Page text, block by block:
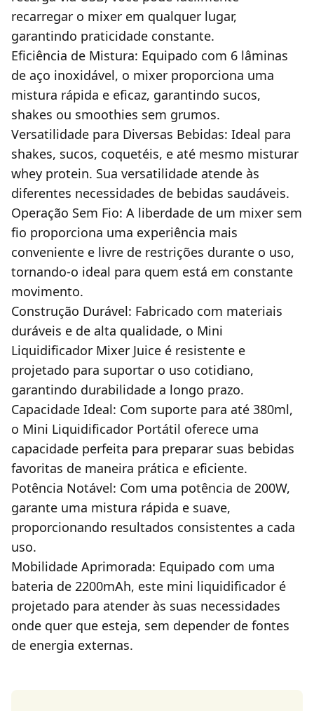
recarregar o mixer em qualquer lugar,
garantindo praticidade constante.
Eficiência de Mistura: Equipado com 6 lâminas
de aço inoxidável, o mixer proporciona uma
mistura rápida e eficaz, garantindo sucos,
shakes ou smoothies sem grumos.
Versatilidade para Diversas Bebidas: Ideal para
shakes, sucos, coquetéis, e até mesmo misturar
whey protein. Sua versatilidade atende às
diferentes necessidades de bebidas saudáveis.
Operação Sem Fio: A liberdade de um mixer sem
fio proporciona uma experiência mais
conveniente e livre de restrições durante o uso,
tornando-o ideal para quem está em constante
movimento.
Construção Durável: Fabricado com materiais
duráveis e de alta qualidade, o Mini
Liquidificador Mixer Juice é resistente e
projetado para suportar o uso cotidiano,
garantindo durabilidade a longo prazo.
Capacidade Ideal: Com suporte para até 380ml,
o Mini Liquidificador Portátil oferece uma
capacidade perfeita para preparar suas bebidas
favoritas de maneira prática e eficiente.
Potência Notável: Com uma potência de 200W,
garante uma mistura rápida e suave,
proporcionando resultados consistentes a cada
uso.
Mobilidade Aprimorada: Equipado com uma
bateria de 2200mAh, este mini liquidificador é
projetado para atender às suas necessidades
onde quer que esteja, sem depender de fontes
de energia externas.